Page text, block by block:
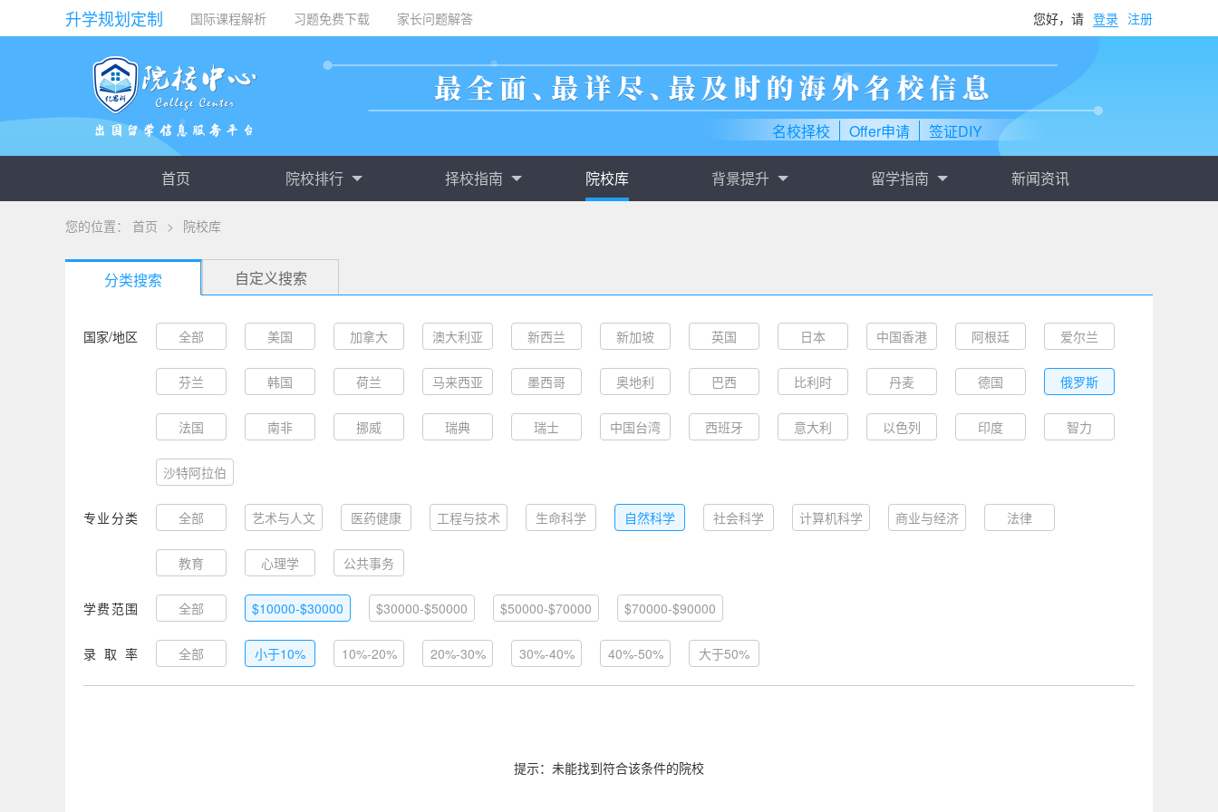
升学规划定制 国际课程解析 习题免费下载 家长问题解答 您好，请 登录 注册
名校择校 Offer申请 签证DIY
首页 院校排行 择校指南 院校库 背景提升 留学指南 新闻资讯
您的位置： 首页 > 院校库
分类搜索 自定义搜索
国家/地区 全部 美国 加拿大 澳大利亚 新西兰 新加坡 英国 日本 中国香港 阿根廷 爱尔兰
芬兰 韩国 荷兰 马来西亚 墨西哥 奥地利 巴西 比利时 丹麦 德国 俄罗斯
法国 南非 挪威 瑞典 瑞士 中国台湾 西班牙 意大利 以色列 印度 智力
沙特阿拉伯
专业分类 全部 艺术与人文 医药健康 工程与技术 生命科学 自然科学 社会科学 计算机科学 商业与经济 法律
教育 心理学 公共事务
学费范围 全部 $10000-$30000 $30000-$50000 $50000-$70000 $70000-$90000
录取率 全部 小于10% 10%-20% 20%-30% 30%-40% 40%-50% 大于50%
提示：未能找到符合该条件的院校